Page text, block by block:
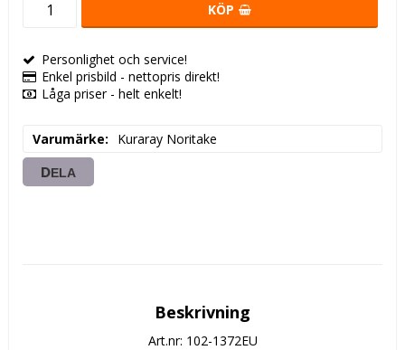
KÖP
Personlighet och service!
Enkel prisbild - nettopris direkt!
Låga priser - helt enkelt!
Varumärke Kuraray Noritake
DELA
Beskrivning
Art.nr: 102-1372EU